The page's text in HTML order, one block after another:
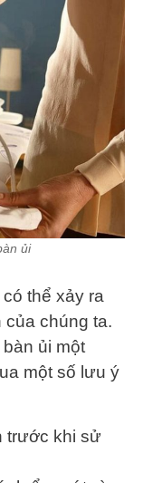
ủi
thể xảy ra
của chúng ta.
ủi một
một số lưu ý
trước khi sử